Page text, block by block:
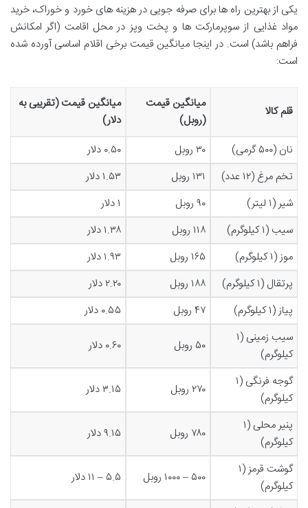
یکی از بهترین راه ها برای صرفه جویی در هزینه های خورد و خوراک، خرید
مواد غذایی از سوپرمارکت ها و پخت وپز در محل اقامت (اگر امکانش
فراهم باشد) است. در اینجا میانگین قیمت برخی اقلام اساسی آورده شده
است:
قلم کالا
میانگین قیمت
(روبل)
میانگین قیمت (تقریبی به
دلار)
نان (۵۰۰ گرمی)
۳۰ روبل
۰.۵۰ دلار
تخم مرغ (۱۲ عدد)
۱۳۱ روبل
۱.۵۳ دلار
شیر (۱ لیتر)
۹۰ روبل
۱ دلار
سیب (۱ کیلوگرم)
۱۱۸ روبل
۱.۳۸ دلار
موز (۱ کیلوگرم)
۱۶۵ روبل
۱.۹۳ دلار
پرتقال (۱ کیلوگرم)
۱۸۸ روبل
۲.۲۰ دلار
پیاز (۱ کیلوگرم)
۴۷ روبل
۰.۵۵ دلار
سیب زمینی (۱
کیلوگرم)
۵۰ روبل ۰.۶۰ دلار
گوجه فرنگی (۱
کیلوگرم)
۲۷۰ روبل ۳.۱۵ دلار
پنیر محلی (۱
کیلوگرم)
۷۸۰ روبل ۹.۱۵ دلار
گوشت قرمز (۱
کیلوگرم)
۵۰۰ – ۱۰۰۰ روبل ۵.۵ – ۱۱ دلار